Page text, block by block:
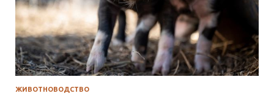
ЖИВОТНОВОДСТВО